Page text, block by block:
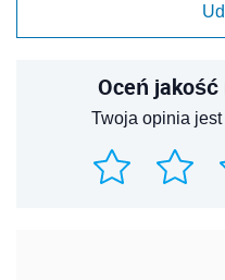
Oceń jakość
Twoja opinia